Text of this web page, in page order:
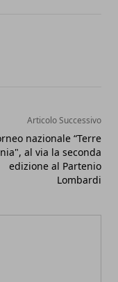
Articolo Successivo
nazionale “Terre
al via la seconda
edizione al Partenio
Lombardi